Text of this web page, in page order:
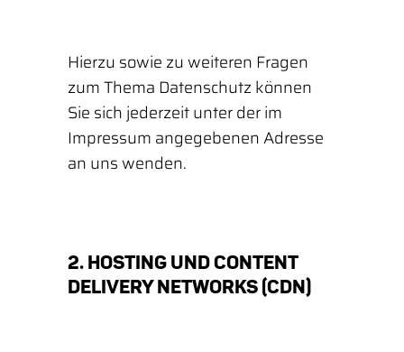
Hierzu sowie zu weiteren Fragen
zum Thema Datenschutz können
Sie sich jederzeit unter der im
Impressum angegebenen Adresse
an uns wenden.
2. HOSTING UND CONTENT
DELIVERY NETWORKS (CDN)